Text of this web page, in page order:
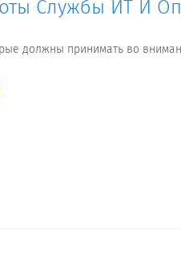
Службы ИТ И
должны принимать во